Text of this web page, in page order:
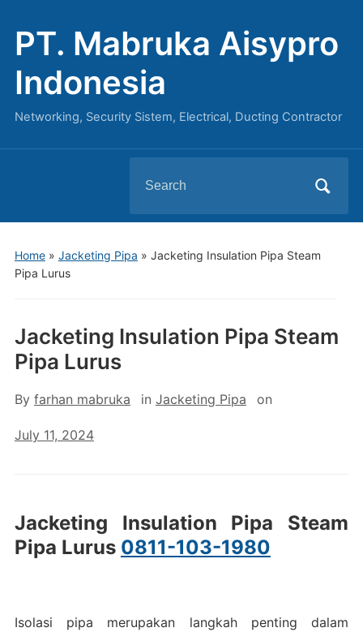
PT. Mabruka Aisypro
Indonesia
Networking, Security Sistem, Electrical, Ducting Contractor
for:
Home» Jacketing Pipa » Jacketing Insulation Pipa Steam
Pipa Lurus
Jacketing Insulation Pipa Steam
Pipa Lurus
By farhan mabruka in Jacketing Pipa on
July 11, 2024
Jacketing Insulation Pipa Steam
Pipa Lurus 0811-103-1980
Isolasi pipa merupakan langkah penting dalam